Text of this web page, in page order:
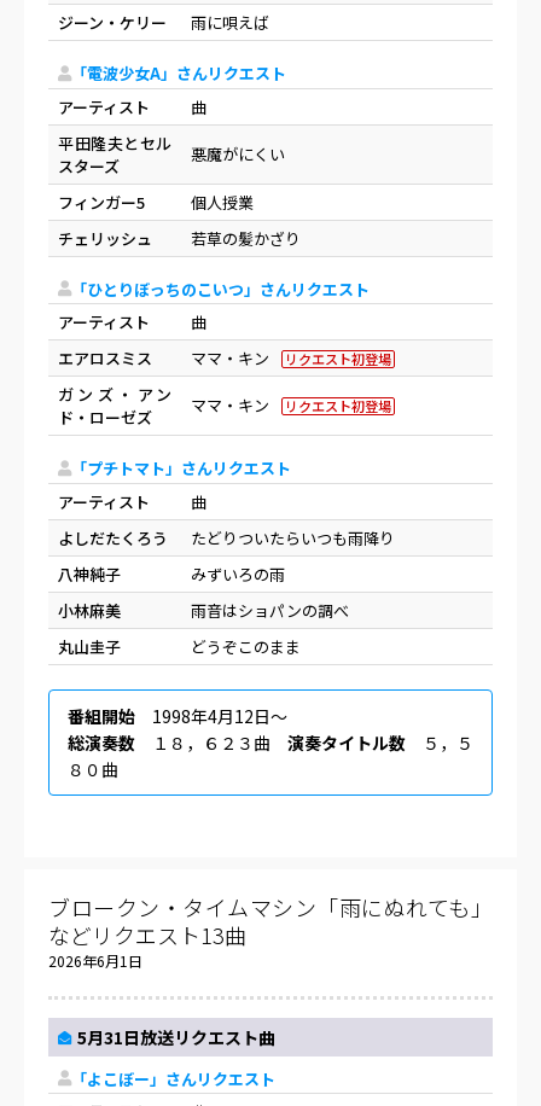
ジーン・ケリー 雨に唄えば
「電波少女A」さんリクエスト
アーティスト
曲
平田隆夫とセル
スターズ
悪魔がにくい
フィンガー5
個人授業
チェリッシュ
若草の髪かざり
「ひとりぼっちのこいつ」さんリクエスト
アーティスト
曲
エアロスミス
ママ・キン リクエスト初登場
ガンズ・アン
ド・ローゼズ
ママ・キン リクエスト初登場
「プチトマト」さんリクエスト
アーティスト
曲
よしだたくろう
たどりついたらいつも雨降り
八神純子
みずいろの雨
小林麻美
雨音はショパンの調べ
丸山圭子
どうぞこのまま
番組開始 1998年4月12日〜
総演奏数 １８，６２３曲 演奏タイトル数 ５，５
８０曲
ブロークン・タイムマシン「雨にぬれても」
などリクエスト13曲
2026年6月1日
5月31日放送リクエスト曲
「よこぼー」さんリクエスト